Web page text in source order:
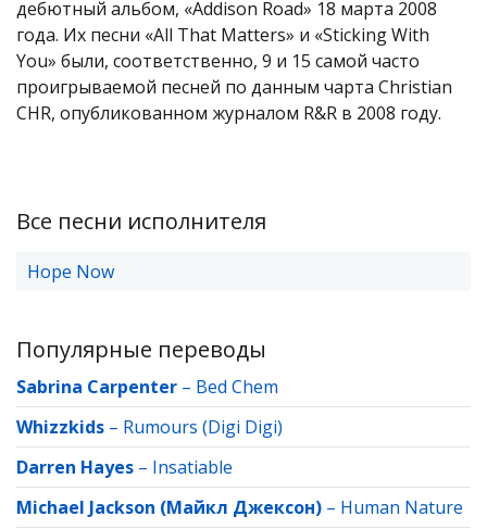
дебютный альбом, «Addison Road» 18 марта 2008
года. Их песни «All That Matters» и «Sticking With
You» были, соответственно, 9 и 15 самой часто
проигрываемой песней по данным чарта Christian
CHR, опубликованном журналом R&R в 2008 году.
Все песни исполнителя
Hope Now
Популярные переводы
Sabrina Carpenter – Bed Chem
Whizzkids – Rumours (Digi Digi)
Darren Hayes – Insatiable
Michael Jackson (Майкл Джексон) – Human Nature